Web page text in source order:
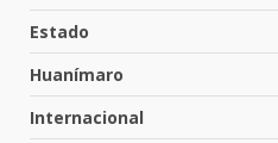
Estado
Huanímaro
Internacional
5
tabiquera